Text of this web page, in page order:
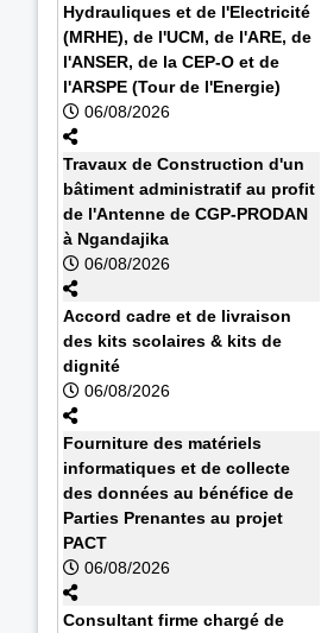
Hydrauliques et de l'Electricité
(MRHE), de l'UCM, de l'ARE, de
l'ANSER, de la CEP-O et de
l'ARSPE (Tour de l'Energie)
06/08/2026
Travaux de Construction d'un
bâtiment administratif au profit
de l'Antenne de CGP-PRODAN
à Ngandajika
06/08/2026
Accord cadre et de livraison
des kits scolaires & kits de
dignité
06/08/2026
Fourniture des matériels
informatiques et de collecte
des données au bénéfice de
Parties Prenantes au projet
PACT
06/08/2026
Consultant firme chargé de